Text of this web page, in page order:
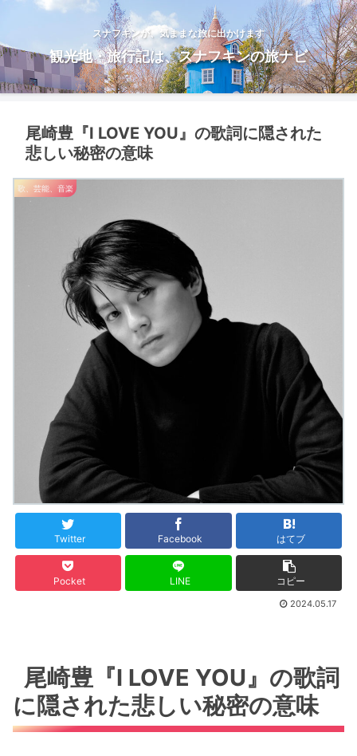
スナフキンが、気ままな旅に出かけます
観光地・旅行記は、スナフキンの旅ナビ
尾崎豊『I LOVE YOU』の歌詞に隠された
悲しい秘密の意味
歌、芸能、音楽
Twitter Facebook はてブ
Pocket LINE コピー
2024.05.17
尾崎豊『I LOVE YOU』の歌詞
に隠された悲しい秘密の意味